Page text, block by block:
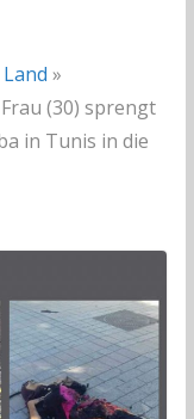
»
Frau (30) sprengt
in Tunis in die